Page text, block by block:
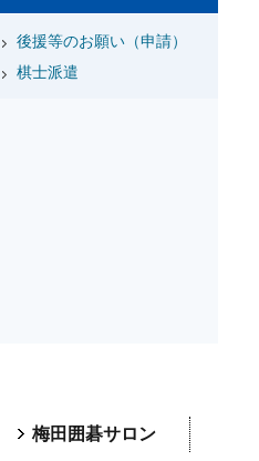
後援等のお願い（申請）
棋士派遣
梅田囲碁サロン